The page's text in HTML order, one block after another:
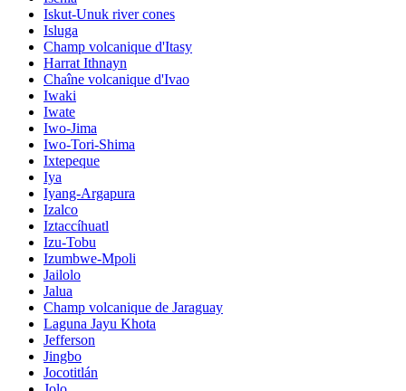
Iskut-Unuk river cones
Isluga
Champ volcanique d'Itasy
Harrat Ithnayn
Chaîne volcanique d'Ivao
Iwaki
Iwate
Iwo-Jima
Iwo-Tori-Shima
Ixtepeque
Iya
Iyang-Argapura
Izalco
Iztaccíhuatl
Izu-Tobu
Izumbwe-Mpoli
Jailolo
Jalua
Champ volcanique de Jaraguay
Laguna Jayu Khota
Jefferson
Jingbo
Jocotitlán